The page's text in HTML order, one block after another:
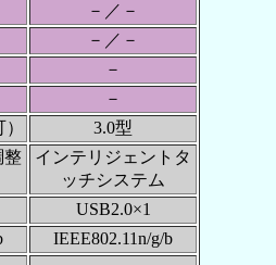
－／－
－／－
－
－
3.0型
整
インテリジェントタ
ッチシステム
USB2.0×1
IEEE802.11n/g/b